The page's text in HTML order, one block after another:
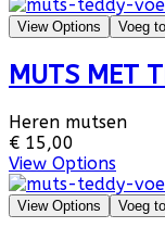
View Options Voeg
MUTS MET
Heren mutsen
€ 15,00
View Options
View Options Voeg